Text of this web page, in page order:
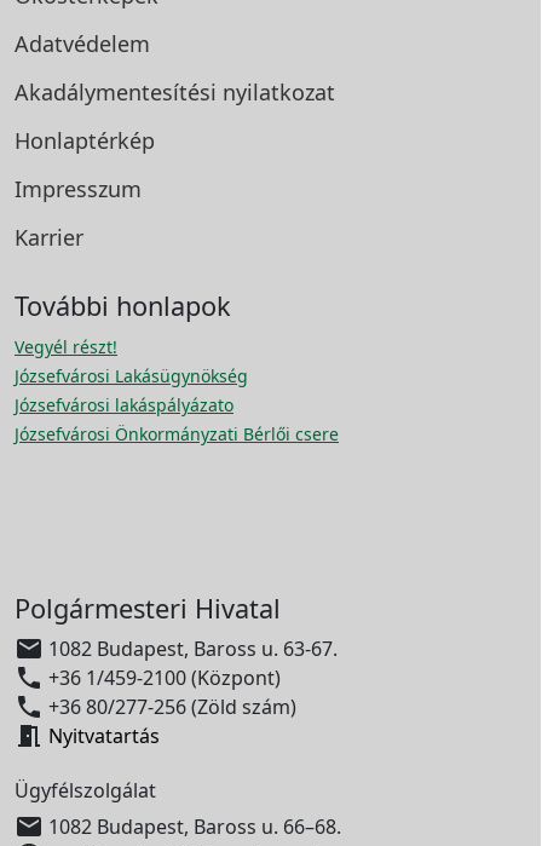
Adatvédelem
Akadálymentesítési nyilatkozat
Honlaptérkép
Impresszum
Karrier
További honlapok
Vegyél részt!
Józsefvárosi Lakásügynökség
Józsefvárosi lakáspályázato
Józsefvárosi Önkormányzati Bérlői csere
Polgármesteri Hivatal
 1082 Budapest, Baross u. 63-67.
 +36 1/459-2100 (Központ)
 +36 80/277-256 (Zöld szám)
 Nyitvatartás
Ügyfélszolgálat
 1082 Budapest, Baross u. 66–68.